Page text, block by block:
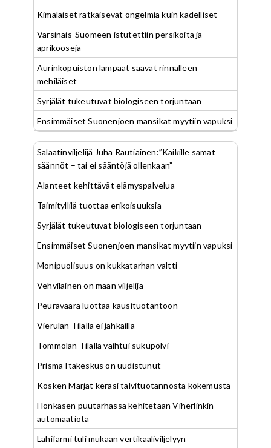
Kimalaiset ratkaisevat ongelmia kuin kädelliset
Varsinais-Suomeen istutettiin persikoita ja
aprikooseja
Aurinkopuiston lampaat saavat rinnalleen
mehiläiset
Syrjälät tukeutuvat biologiseen torjuntaan
Ensimmäiset Suonenjoen mansikat myytiin vapuksi
Salaatinviljelijä Juha Rautiainen:”Kaikille samat
säännöt – tai ei sääntöjä ollenkaan”
Alanteet kehittävät elämyspalvelua
Taimityllilä tuottaa erikoisuuksia
Syrjälät tukeutuvat biologiseen torjuntaan
Ensimmäiset Suonenjoen mansikat myytiin vapuksi
Monipuolisuus on kukkatarhan valtti
Vehviläinen on maan viljelijä
Peuravaara luottaa kausituotantoon
Vierulan Tilalla ei jahkailla
Tommolan Tilalla vaihtui sukupolvi
Prisma Itäkeskus on uudistunut
Kosken Marjat keräsi talvituotannosta kokemusta
Honkasen puutarhassa kehitetään Viherlinkin
automaatiota
Lähifarmi tuli mukaan vertikaaliviljelyyn